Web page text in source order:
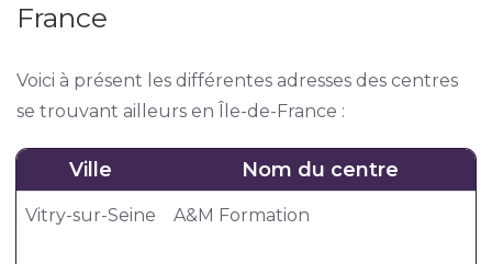
France
Voici à présent les différentes adresses des centres
se trouvant ailleurs en Île-de-France :
Ville Nom du centre
Vitry-sur-Seine A&M Formation